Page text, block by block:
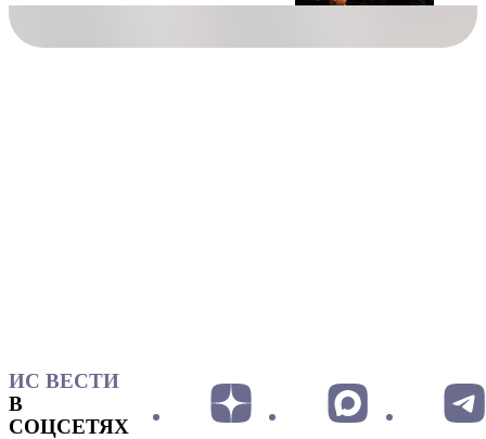
ИС ВЕСТИ
В
СОЦСЕТЯХ